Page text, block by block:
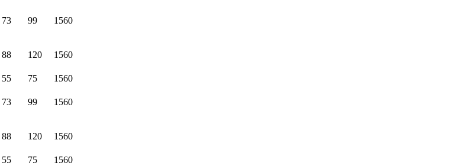
73 99 1560
88 120 1560
55 75 1560
73 99 1560
88 120 1560
55 75
1560